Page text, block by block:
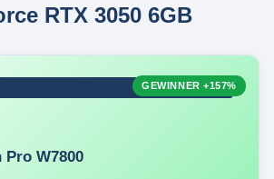
RTX 3050 6GB
Pro W7800
GEWINNER+157%